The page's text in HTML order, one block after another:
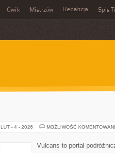
Ćwik Mistrzów Redakcja Spis
LUT - 4 - 2026 MOŻLIWOŚĆ
Vulcans to portal